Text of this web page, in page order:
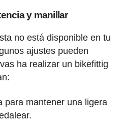
y manillar
no está disponible en tu
ajustes pueden
ha realizar un bikefittig
para mantener una ligera